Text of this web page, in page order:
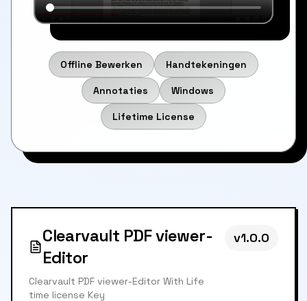
Offline Bewerken Handtekeningen
Annotaties Windows
Lifetime License
Clearvault PDF viewer-
Editor
Clearvault PDF viewer-Editor With Life
time license Key
v1.0.0